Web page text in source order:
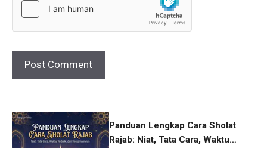
Panduan Lengkap Cara Sholat
Rajab: Niat, Tata Cara, Waktu